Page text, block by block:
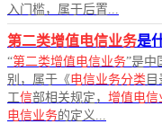
入门槛，属于后置...
第二类增值电信业务是
“第二类增值电信业务”是中
别，属于《电信业务分类
工信部相关规定， 增值电信
电信业务的定义...